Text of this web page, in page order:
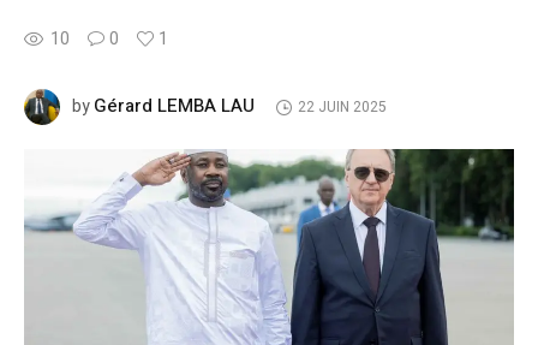
10 0 1
byGérard LEMBA LAU 22 JUIN 2025